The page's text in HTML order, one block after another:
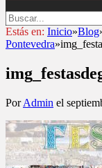
Estás en: Inicio»Blog
Pontevedra»
PorAdmin el